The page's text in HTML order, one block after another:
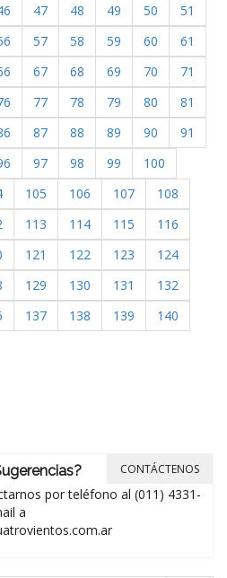
47 48 49 50
51
57 58 59 60
61
67 68 69 70
71
77 78 79 80
81
87 88 89 90
91
97 98 99
100
105 106 107
108
113 114 115
116
121 122 123
124
129 130 131
132
137 138 139
140
por teléfono al (011) 4331-
a
CONTÁCTENOS